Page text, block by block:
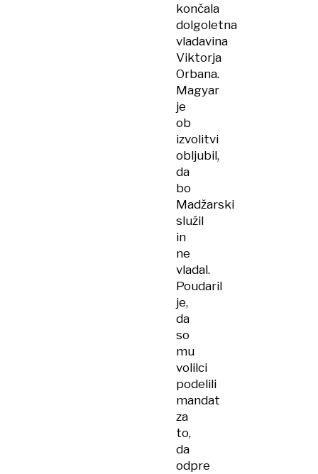
končala
dolgoletna
vladavina
Viktorja
Orbana.
Magyar
je
ob
izvolitvi
obljubil,
da
bo
Madžarski
služil
in
ne
vladal.
Poudaril
je,
da
so
mu
volilci
podelili
mandat
za
to,
da
odpre